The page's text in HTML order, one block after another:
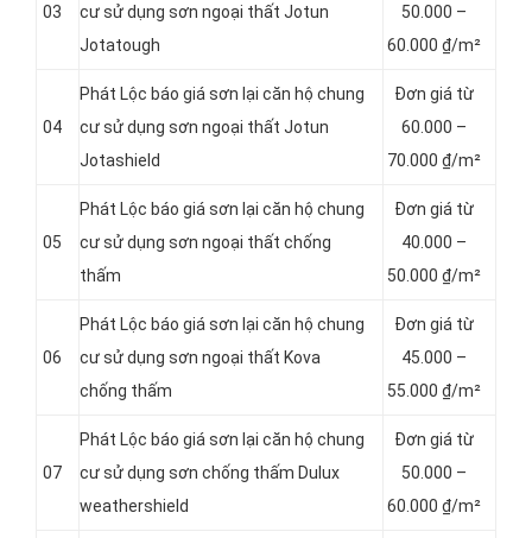
03
cư sử dụng sơn ngoại thất Jotun
Jotatough
50.000 –
60.000 ₫/m²
04
Phát Lộc báo giá sơn lại căn hộ chung
cư sử dụng sơn ngoại thất Jotun
Jotashield
Đơn giá từ
60.000 –
70.000 ₫/m²
05
Phát Lộc báo giá sơn lại căn hộ chung
cư sử dụng sơn ngoại thất chống
thấm
Đơn giá từ
40.000 –
50.000 ₫/m²
06
Phát Lộc báo giá sơn lại căn hộ chung
cư sử dụng sơn ngoại thất Kova
chống thấm
Đơn giá từ
45.000 –
55.000 ₫/m²
07
Phát Lộc báo giá sơn lại căn hộ chung
cư sử dụng sơn chống thấm Dulux
weathershield
Đơn giá từ
50.000 –
60.000 ₫/m²